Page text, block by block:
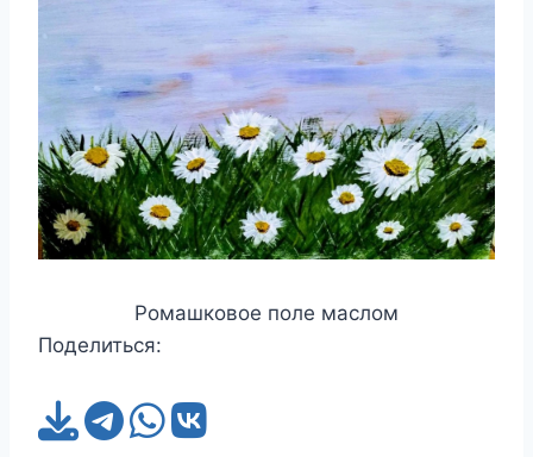
Ромашковое поле маслом
Поделиться: